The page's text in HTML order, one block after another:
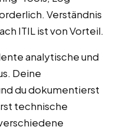
Verständnis
ITIL ist von Vorteil.
analytische und
Deine
du dokumentierst
technische